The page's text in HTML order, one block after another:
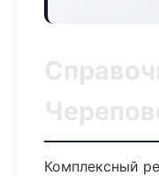
Комплексный